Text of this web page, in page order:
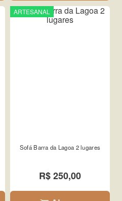
ARTESANAL
Sofá Barra da Lagoa 2 lugares
R$ 250,00